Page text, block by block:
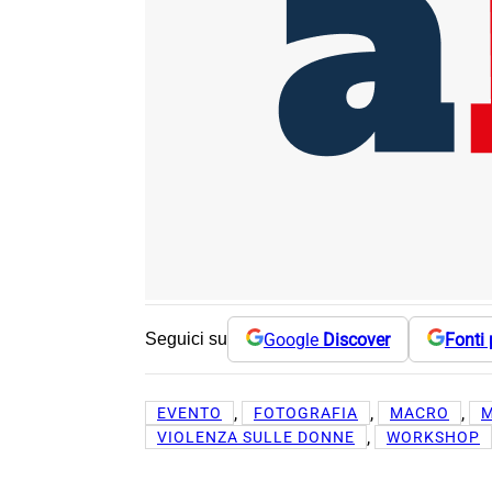
Seguici su Google Discover Fonti
EVENTO , FOTOGRAFIA , MACRO ,
VIOLENZA SULLE DONNE , WORKSHOP